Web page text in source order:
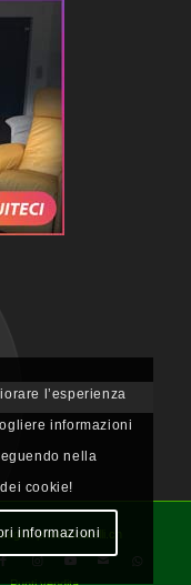
& photolocatelli.ch
l’esperienza
informazioni
nella
cookie!
informazioni